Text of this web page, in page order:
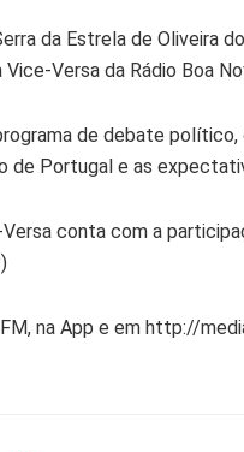
da Estrela de Oliveira
Versa da Rádio Boa
de debate
de Portugal e as
conta com a
na App e em http://